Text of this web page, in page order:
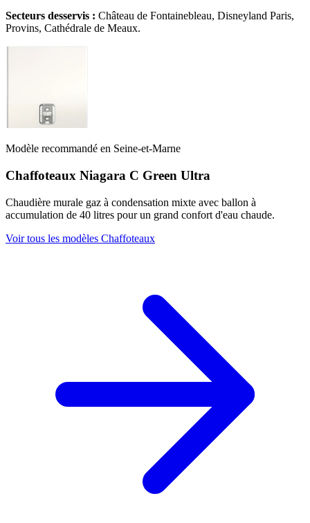
Secteurs desservis : Château de Fontainebleau, Disneyland Paris,
Provins, Cathédrale de Meaux.
Modèle recommandé en Seine-et-Marne
Chaffoteaux Niagara C Green Ultra
Chaudière murale gaz à condensation mixte avec ballon à
accumulation de 40 litres pour un grand confort d'eau chaude.
Voir tous les modèles Chaffoteaux